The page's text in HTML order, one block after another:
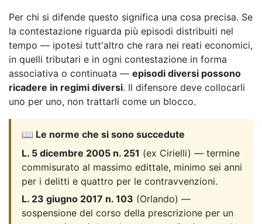
Per chi si difende questo significa una cosa precisa. Se
la contestazione riguarda più episodi distribuiti nel
tempo — ipotesi tutt'altro che rara nei reati economici,
in quelli tributari e in ogni contestazione in forma
associativa o continuata — episodi diversi possono
ricadere in regimi diversi. Il difensore deve collocarli
uno per uno, non trattarli come un blocco.
📖 Le norme che si sono succedute
L. 5 dicembre 2005 n. 251 (ex Cirielli) — termine
commisurato al massimo edittale, minimo sei anni
per i delitti e quattro per le contravvenzioni.
L. 23 giugno 2017 n. 103 (Orlando) —
sospensione del corso della prescrizione per un